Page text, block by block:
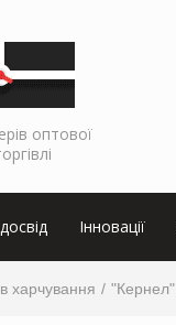
оптової
Інновації
харчування "Кернел"